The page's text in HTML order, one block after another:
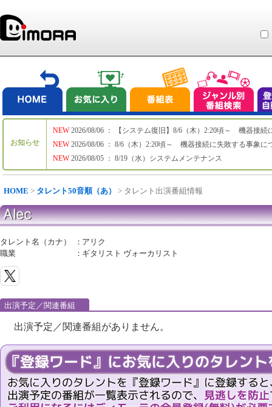
お知らせ
NEW
NEW
NEW
2026/08/06 ： 【システム復旧】8/6（木）2:20頃～ 機器接続
2026/08/06 ： 8/6（木）2:20頃～ 機器接続に失敗する事象に
2026/08/05 ： 8/19（水）システムメンテナンス
HOME > タレント50音順（あ） > タレント出演番組情報
Alec
タレント名（カナ） ： アリク
職業
： ギタリスト ヴォーカリスト
出演予定／関連番組
出演予定／関連番組がありません。